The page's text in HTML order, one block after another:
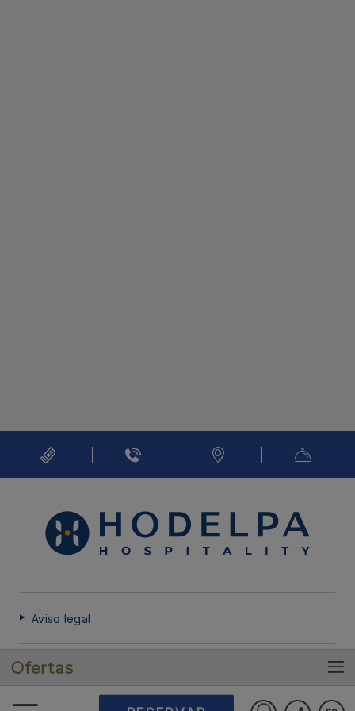
Ofertas
Aviso legal
Política de cookies